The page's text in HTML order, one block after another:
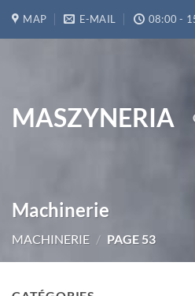
MAP E-MAIL 08:00 -
MASZYNERIA
Machinerie
MACHINERIE / PAGE 53